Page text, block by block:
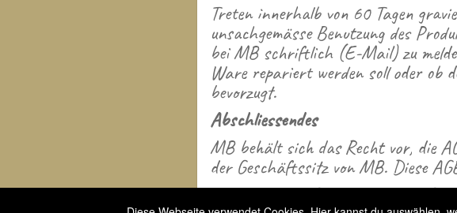
Treten innerhalb von 60 Tagen
unsachgemässe Benutzung des
bei MB schriftlich (E-Mail) zu
Ware repariert werden soll oder ob
bevorzugt.
Abschliessendes
MB behält sich das Recht vor, die
der Geschäftssitz von MB. Diese
Alle früheren AGB verlieren ihre